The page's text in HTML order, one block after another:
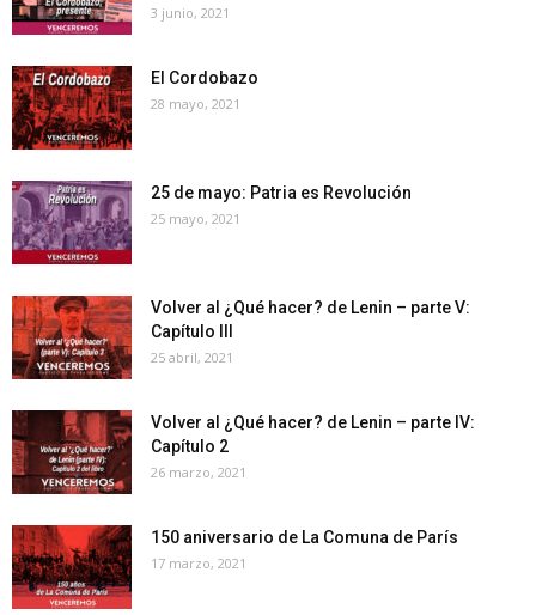
3 junio, 2021
El Cordobazo
28 mayo, 2021
25 de mayo: Patria es Revolución
25 mayo, 2021
Volver al ¿Qué hacer? de Lenin – parte V:
Capítulo III
25 abril, 2021
Volver al ¿Qué hacer? de Lenin – parte IV:
Capítulo 2
26 marzo, 2021
150 aniversario de La Comuna de París
17 marzo, 2021